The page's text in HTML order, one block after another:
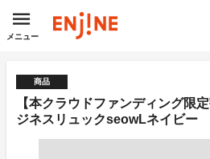
メニュー
商品
【本クラウドファンディング限
ジネスリュックseowLネイビー